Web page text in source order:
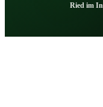
Ried im